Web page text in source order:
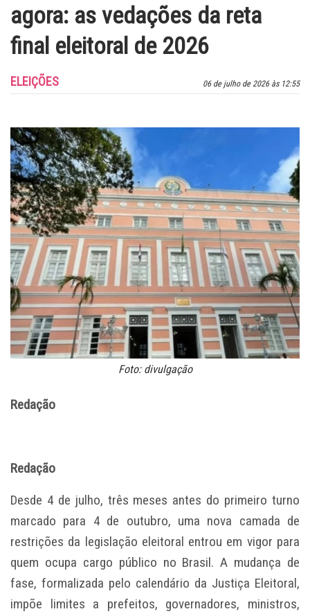
agora: as vedações da reta
final eleitoral de 2026
06 de julho de 2026 às 12:55
ELEIÇÕES
Foto: divulgação
Redação
Redação
Desde 4 de julho, três meses antes do primeiro turno
marcado para 4 de outubro, uma nova camada de
restrições da legislação eleitoral entrou em vigor para
quem ocupa cargo público no Brasil. A mudança de
fase, formalizada pelo calendário da Justiça Eleitoral,
impõe limites a prefeitos, governadores, ministros,